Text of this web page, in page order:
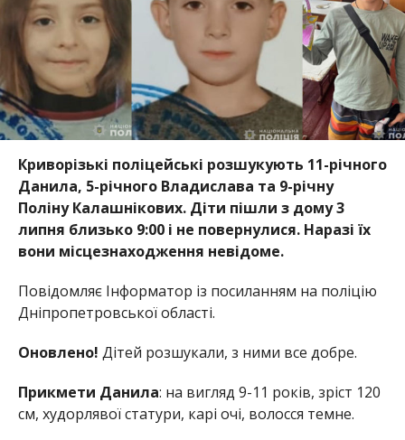
Криворізькі поліцейські розшукують 11-річного
Данила, 5-річного Владислава та 9-річну
Поліну Калашнікових. Діти пішли з дому 3
липня близько 9:00 і не повернулися. Наразі їх
вони місцезнаходження невідоме.
Повідомляє Інформатор із посиланням на поліцію
Дніпропетровської області.
Оновлено! Дітей розшукали, з ними все добре.
Прикмети Данила: на вигляд 9-11 років, зріст 120
см, худорлявої статури, карі очі, волосся темне.